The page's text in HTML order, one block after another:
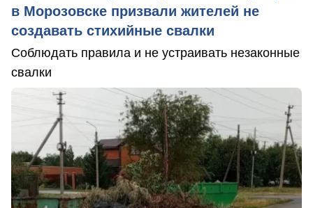
в Морозовске призвали жителей не
создавать стихийные свалки
Соблюдать правила и не устраивать незаконные
свалки